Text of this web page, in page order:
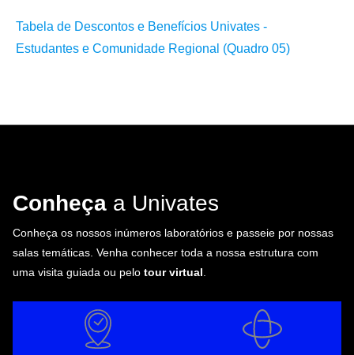
Tabela de Descontos e Benefícios Univates -
Estudantes e Comunidade Regional (Quadro 05)
Conheça a Univates
Conheça os nossos inúmeros laboratórios e passeie por nossas
salas temáticas. Venha conhecer toda a nossa estrutura com
uma visita guiada ou pelo tour virtual.